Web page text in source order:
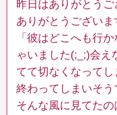
昨日はありがとう
ありがとうございま
「彼はどこへも行
ゃいました(;_;)会え
てて切なくなって
終わってしまいそ
そんな風に見てたの